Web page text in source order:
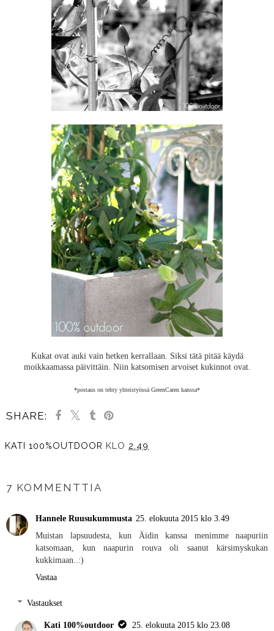
Kukat ovat auki vain hetken kerrallaan. Siksi tätä pitää käydä
moikkaamassa päivittäin. Niin katsomisen arvoiset kukinnot ovat.
*postaus on tehty yhteistyössä GreenCaren kanssa*
SHARE:
KATI 100%OUTDOOR KLO 2.49
7 KOMMENTTIA
Hannele Ruusukummusta 25. elokuuta 2015 klo 3.49
Muistan lapsuudesta, kun Äidin kanssa menimme naapuriin
katsomaan, kun naapurin rouva oli saanut kärsimyskukan
kukkimaan..:)
Vastaa
Vastaukset
Kati 100%outdoor
25. elokuuta 2015 klo 23.08